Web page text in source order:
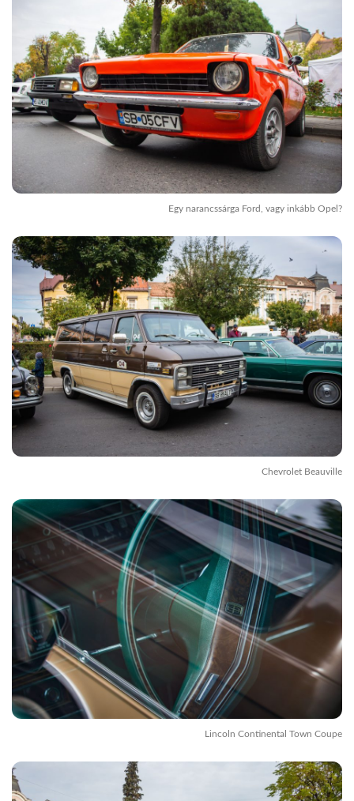
Egy narancssárga Ford, vagy inkább Opel?
Chevrolet Beauville
Lincoln Continental Town Coupe